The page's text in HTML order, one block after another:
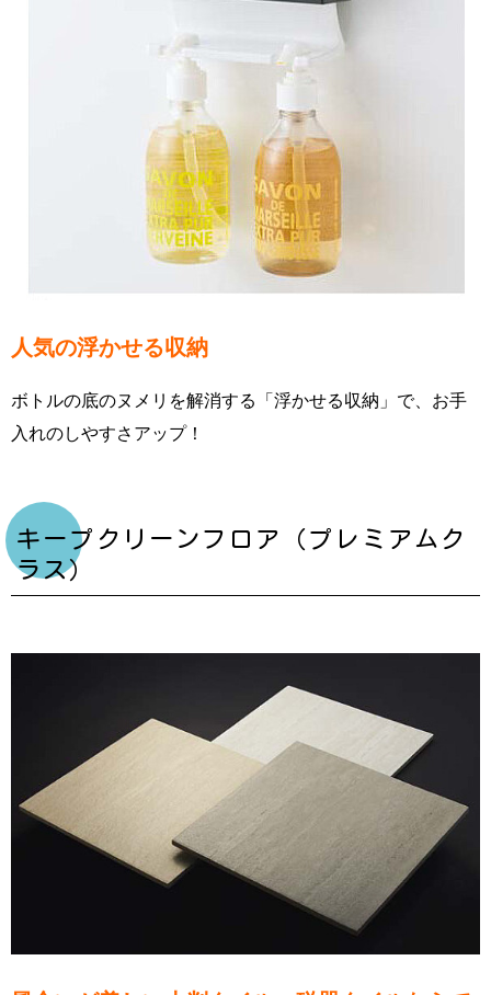
人気の浮かせる収納
ボトルの底のヌメリを解消する「浮かせる収納」で、お手
入れのしやすさアップ！
キープクリーンフロア（プレミアムク
ラス）